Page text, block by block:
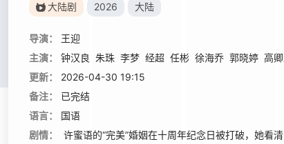
大陆剧 2026 大陆
导演：
王迎
主演：
钟汉良 朱珠 李梦 经超 任彬 徐海乔 郭晓婷 高
更新：
2026-04-30 19:15
备注：
已完结
语言：
国语
剧情：
许蜜语的“完美”婚姻在十周年纪念日被打破，她